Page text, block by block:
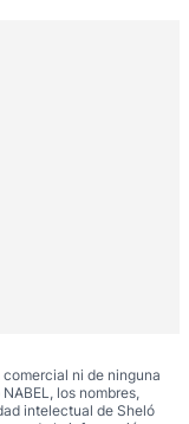
ni de ninguna
los nombres,
intelectual de Sheló